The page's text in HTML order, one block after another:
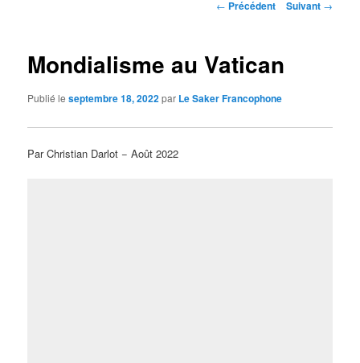
Navigation
← Précédent Suivant →
Mondialisme au Vatican
Publié leseptembre 18, 2022par Le Saker Francophone
Par Christian Darlot − Août 2022